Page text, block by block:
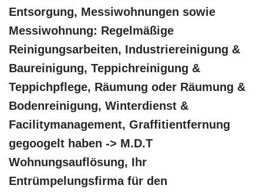
Entsorgung, Messiwohnungen sowie
Messiwohnung: Regelmäßige
Reinigungsarbeiten, Industriereinigung &
Baureinigung, Teppichreinigung &
Teppichpflege, Räumung oder Räumung &
Bodenreinigung, Winterdienst &
Facilitymanagement, Graffitientfernung
gegoogelt haben -> M.D.T
Wohnungsauflösung, Ihr
Entrümpelungsfirma für den